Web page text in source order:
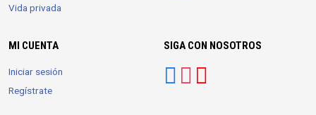
Vida privada
MI CUENTA
Iniciar sesión
Regístrate
SIGA CON NOSOTROS